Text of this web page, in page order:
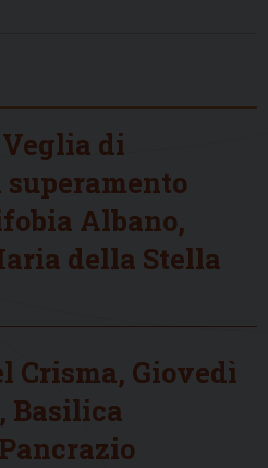
di
Albano,
della Stella
Crisma, Giovedì
Basilica